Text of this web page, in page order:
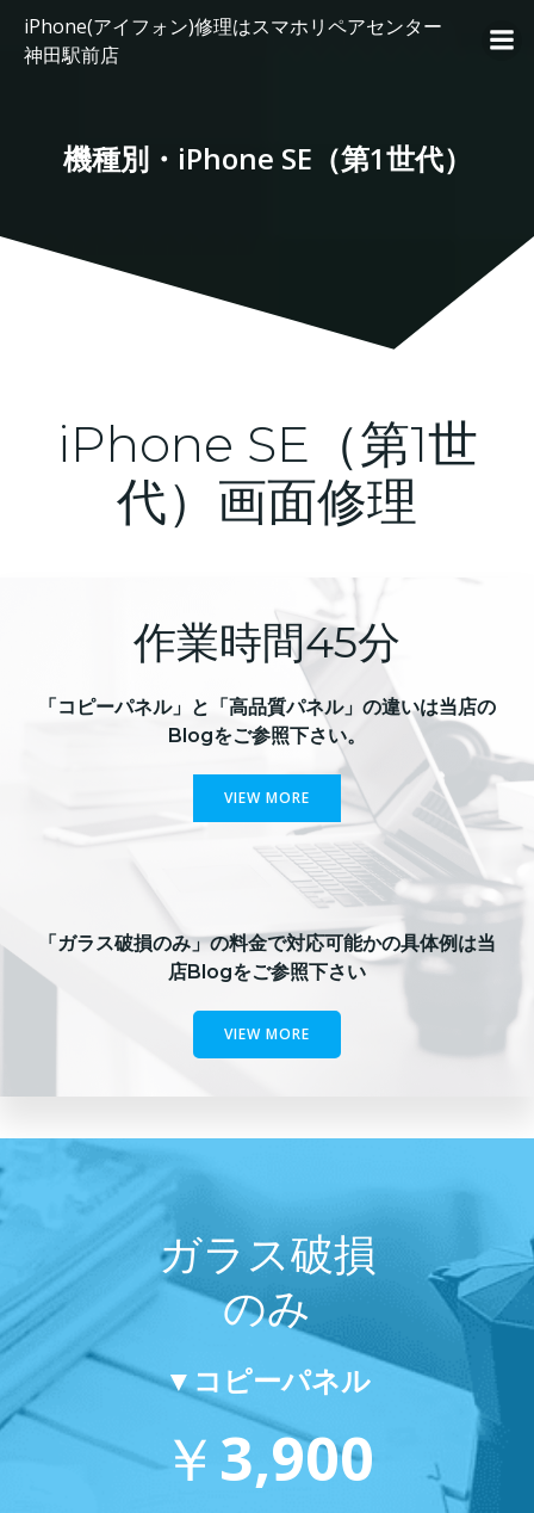
ン
へ
iPhone(アイフォン)修理はスマホリペアセンター
神田駅前店
機種別・iPhone SE（第1世代）
iPhone SE（第1世
代）画面修理
作業時間45分
「コピーパネル」と「高品質パネル」の違いは当店の
Blogをご参照下さい。
VIEW MORE
「ガラス破損のみ」の料金で対応可能かの具体例は当
店Blogをご参照下さい
VIEW MORE
ガラス破損
のみ
▼コピーパネル
￥3,900